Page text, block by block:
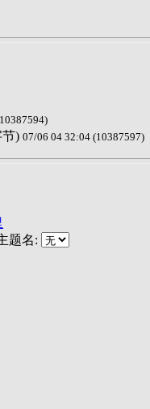
节) 07/06 04 32:04 (10387597)
题名: